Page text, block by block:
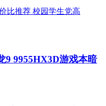
9 9955HX3D游戏本暗